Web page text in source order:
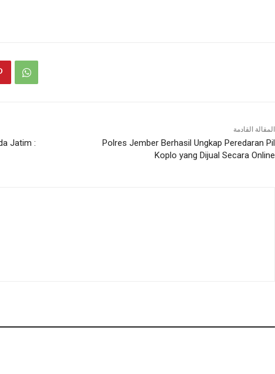
Jatim :
المقالة القادمة
Polres Jember Berhasil Ungkap Peredaran Pil
Koplo yang Dijual Secara Online